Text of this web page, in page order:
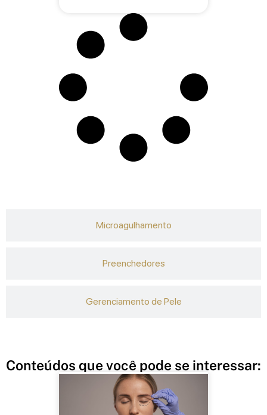
Microagulhamento
Preenchedores
Gerenciamento de Pele
Conteúdos que você pode se interessar: